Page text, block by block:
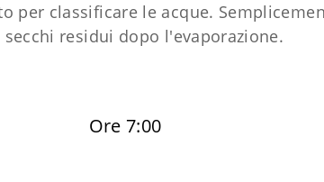
per classificare le acque.
residui dopo l'evaporazione.
Ore 7:00